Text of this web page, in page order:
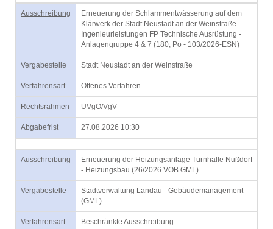
Ausschreibung
Erneuerung der Schlammentwässerung auf dem
Klärwerk der Stadt Neustadt an der Weinstraße -
Ingenieurleistungen FP Technische Ausrüstung -
Anlagengruppe 4 & 7 (180, Po - 103/2026-ESN)
Vergabestelle Stadt Neustadt an der Weinstraße_
Verfahrensart Offenes Verfahren
Rechtsrahmen UVgO/VgV
Abgabefrist 27.08.2026 10:30
Ausschreibung
Erneuerung der Heizungsanlage Turnhalle Nußdorf
- Heizungsbau (26/2026 VOB GML)
Vergabestelle
Stadtverwaltung Landau - Gebäudemanagement
(GML)
Verfahrensart Beschränkte Ausschreibung